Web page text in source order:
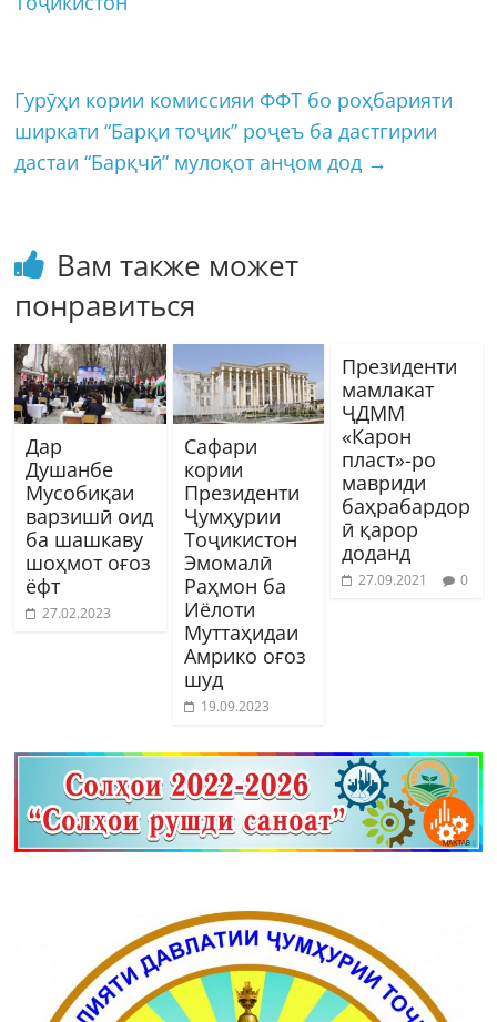
Гурӯҳи кории комиссияи ФФТ бо роҳбарияти
ширкати “Барқи тоҷик” роҷеъ ба дастгирии
дастаи “Барқчӣ” мулоқот анҷом дод →
Вам также может
понравиться
Дар
Душанбе
Мусобиқаи
варзишӣ оид
ба шашкаву
шоҳмот оғоз
ёфт
27.02.2023
Сафари
кории
Президенти
Ҷумҳурии
Тоҷикистон
Эмомалӣ
Раҳмон ба
Иёлоти
Муттаҳидаи
Амрико оғоз
шуд
19.09.2023
Президенти
мамлакат
ҶДММ
«Карон
пласт»-ро
мавриди
баҳрабардор
ӣ қарор
доданд
27.09.2021 0